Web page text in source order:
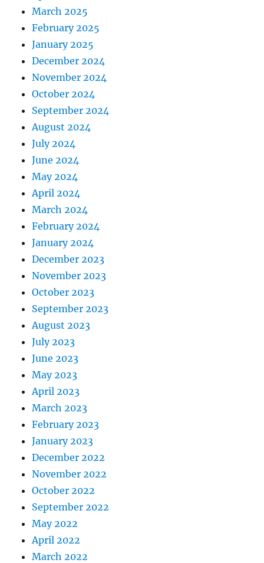
March 2025
February 2025
January 2025
December 2024
November 2024
October 2024
September 2024
August 2024
July 2024
June 2024
May 2024
April 2024
March 2024
February 2024
January 2024
December 2023
November 2023
October 2023
September 2023
August 2023
July 2023
June 2023
May 2023
April 2023
March 2023
February 2023
January 2023
December 2022
November 2022
October 2022
September 2022
May 2022
April 2022
March 2022